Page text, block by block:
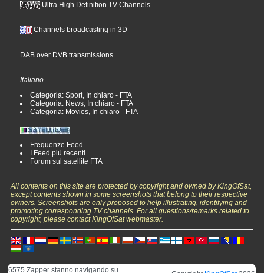
Ultra High Definition TV Channels
Channels broadcasting in 3D
DAB over DVB transmissions
Italiano
Categoria: Sport, In chiaro - FTA
Categoria: News, In chiaro - FTA
Categoria: Movies, In chiaro - FTA
Frequenze Feed
I Feed più recenti
Forum sul satellite FTA
All contents on this site are protected by copyright and owned by KingOfSat,
except contents shown in some screenshots that belong to their respective
owners. Screenshots are only proposed to help illustrating, identifying and
promoting corresponding TV channels. For all questions/remarks related to
copyright, please contact KingOfSat webmaster.
6575 Zapper stanno navigando su